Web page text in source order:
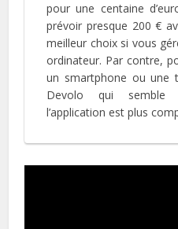
pour une centaine
prévoir presque 200 €
meilleur choix si vous
ordinateur. Par contre,
un smartphone ou une
Devolo qui semble
l’application est plus